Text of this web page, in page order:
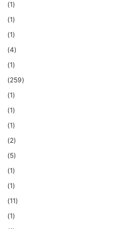
(1)
(1)
(1)
(4)
(1)
(259)
(1)
(1)
(1)
(2)
(5)
(1)
(1)
(11)
(1)